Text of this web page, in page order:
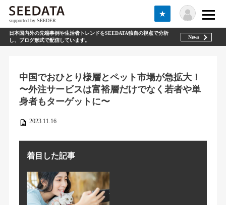
supported by SEEDER
★
日本国内外の先端事例や生活者トレンドをSEEDATA独自の視点で分析
し、ブログ形式で配信しています。
News
中国でおひとり様層とペット市場が急拡大！
〜外注サービスは富裕層だけでなく若者や単
身者もターゲットに〜
2023.11.16
着目した記事